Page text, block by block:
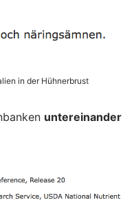
in der Hühnerbrust
untereinander